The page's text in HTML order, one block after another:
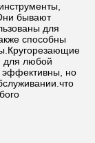
бывают
для
способны
для любой
эффективны, но